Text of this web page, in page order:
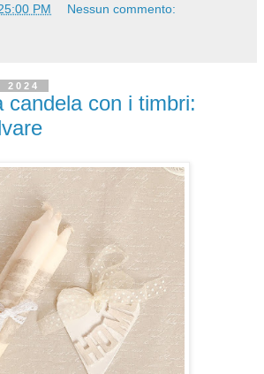
PM Nessun commento:
candela con i timbri: